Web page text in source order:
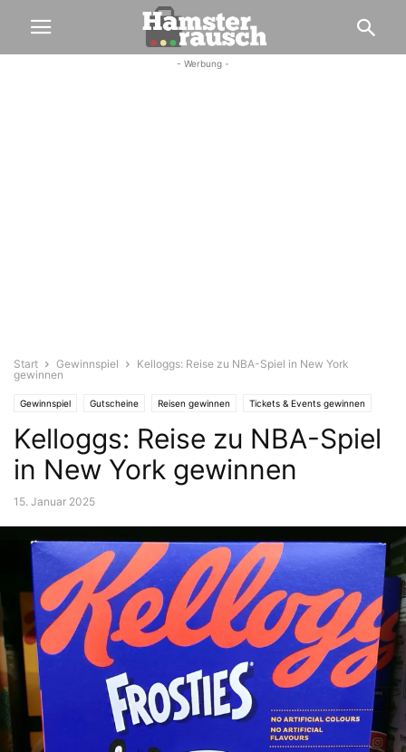
- Werbung -
Start Gewinnspiel
Kelloggs: Reise zu NBA-Spiel in New York
gewinnen
Gewinnspiel Gutscheine Reisen gewinnen Tickets & Events gewinnen
Kelloggs: Reise zu NBA-Spiel
in New York gewinnen
15. Januar 2025